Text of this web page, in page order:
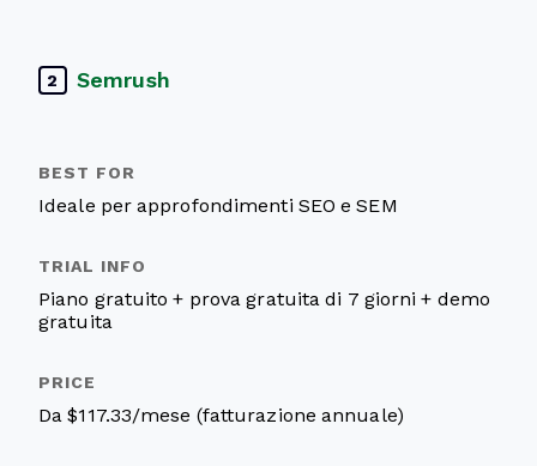
2 Semrush
Ideale per approfondimenti SEO e SEM
Piano gratuito + prova gratuita di 7 giorni + demo
gratuita
Da $117.33/mese (fatturazione annuale)